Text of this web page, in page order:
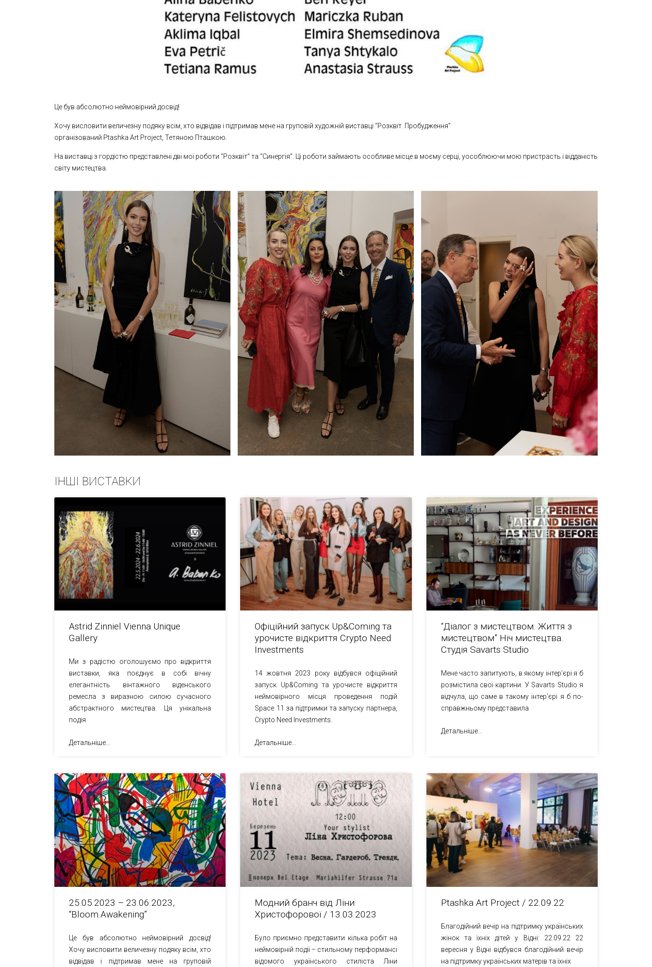
Це був абсолютно неймовірний досвід!
Хочу висловити величезну подяку всім, хто відвідав і підтримав мене на груповій художній виставці “Розквіт. Пробудження”
організований Ptashka Art Project, Тетяною Пташкою.
На виставці з гордістю представлені дві мої роботи “Розквіт” та “Синергія”. Ці роботи займають особливе місце в моєму серці, уособлюючи мою пристрасть і відданість
світу мистецтва.
ІНШІ ВИСТАВКИ
Astrid Zinniel Vienna Unique
Gallery
Ми з радістю оголошуємо про відкриття
виставки, яка поєднує в собі вічну
елегантність вінтажного віденського
ремесла з виразною силою сучасного
абстрактного мистецтва. Ця унікальна
подія
Детальніше...
Офіційний запуск Up&Coming та
урочисте відкриття Crypto Need
Investments
14 жовтня 2023 року відбувся офіційний
запуск Up&Coming та урочисте відкриття
неймовірного місця проведення подій
Space 11 за підтримки та запуску партнера,
Crypto Need Investments.
Детальніше...
“Діалог з мистецтвом. Життя з
мистецтвом” Ніч мистецтва.
Студія Savarts Studio
Мене часто запитують, в якому інтер’єрі я б
розмістила свої картини. У Savarts Studio я
відчула, що саме в такому інтер’єрі я б по-
справжньому представила
Детальніше...
25.05.2023 – 23.06.2023,
“Bloom.Awakening”
Це був абсолютно неймовірний досвід!
Хочу висловити величезну подяку всім, хто
відвідав і підтримав мене на груповій
Модний бранч від Ліни
Христофорової / 13.03.2023
Було приємно представити кілька робіт на
неймовірній події – стильному перформансі
відомого українського стиліста Ліни
Ptashka Art Project / 22.09.22
Благодійний вечір на підтримку українських
жінок та їхніх дітей у Відні: 22.09.22 22
вересня у Відні відбувся благодійний вечір
на підтримку українських матерів та їхніх